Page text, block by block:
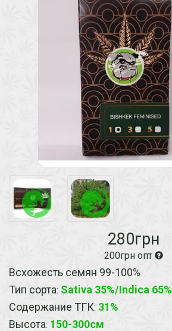
280грн
200грн опт
Всхожесть семян 99-100%
Тип сорта: Sativa 35%/Indica 65%
Содержание ТГК: 31%
Высота: 150-300см